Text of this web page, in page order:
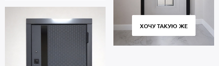
ХОЧУ ТАКУЮ ЖЕ